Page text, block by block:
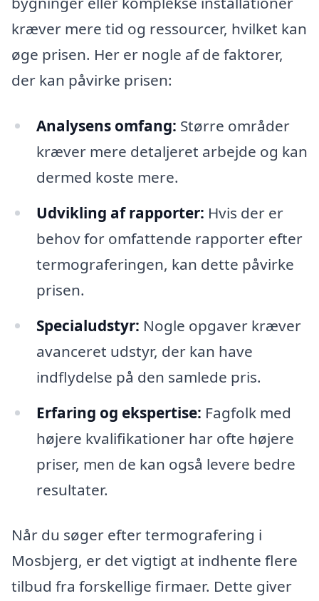
kræver mere tid og ressourcer, hvilket kan
øge prisen. Her er nogle af de faktorer,
der kan påvirke prisen:
Analysens omfang: Større områder
kræver mere detaljeret arbejde og kan
dermed koste mere.
Udvikling af rapporter: Hvis der er
behov for omfattende rapporter efter
termograferingen, kan dette påvirke
prisen.
Specialudstyr: Nogle opgaver kræver
avanceret udstyr, der kan have
indflydelse på den samlede pris.
Erfaring og ekspertise: Fagfolk med
højere kvalifikationer har ofte højere
priser, men de kan også levere bedre
resultater.
Når du søger efter termografering i
Mosbjerg, er det vigtigt at indhente flere
tilbud fra forskellige firmaer. Dette giver